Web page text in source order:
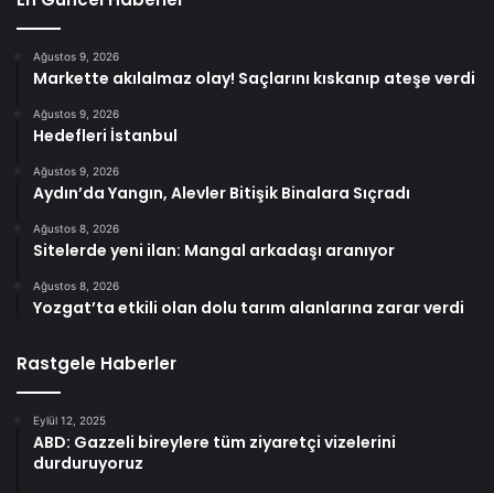
Ağustos 9, 2026
Markette akılalmaz olay! Saçlarını kıskanıp ateşe verdi
Ağustos 9, 2026
Hedefleri İstanbul
Ağustos 9, 2026
Aydın’da Yangın, Alevler Bitişik Binalara Sıçradı
Ağustos 8, 2026
Sitelerde yeni ilan: Mangal arkadaşı aranıyor
Ağustos 8, 2026
Yozgat’ta etkili olan dolu tarım alanlarına zarar verdi
Rastgele Haberler
Eylül 12, 2025
ABD: Gazzeli bireylere tüm ziyaretçi vizelerini
durduruyoruz